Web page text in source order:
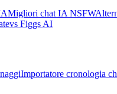
Migliori chat IA NSFW
vs Figgs AI
Importatore cronologia